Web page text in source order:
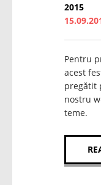
2015
Pentru
acest
pregătit
nostru
teme.